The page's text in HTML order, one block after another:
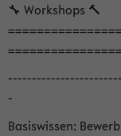
🔧 Workshops 🔨
-
Basiswissen: